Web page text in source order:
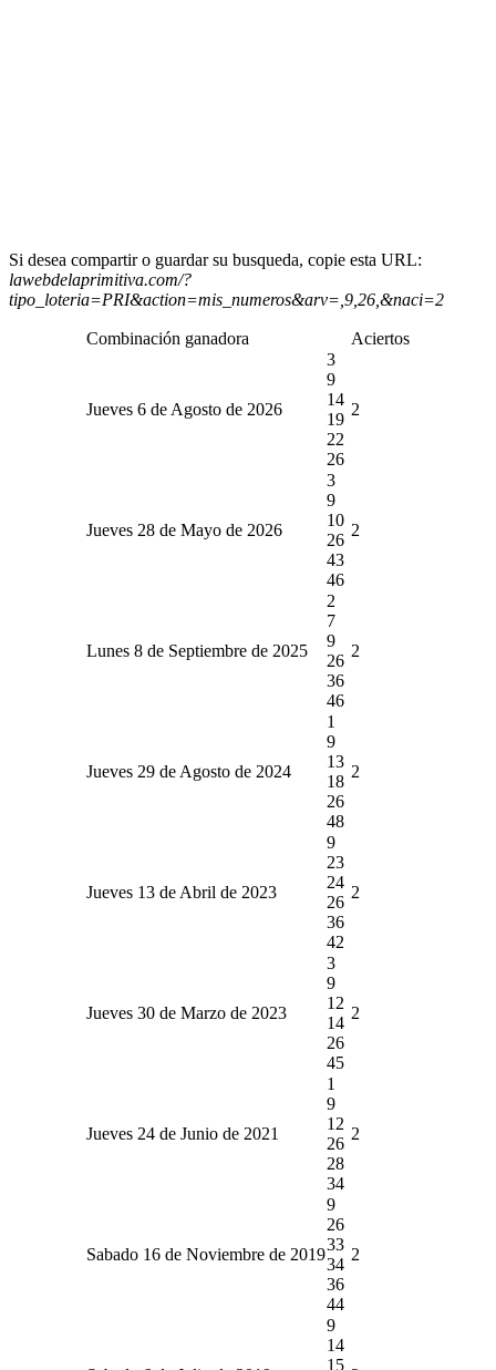
Si desea compartir o guardar su busqueda, copie esta URL:
lawebdelaprimitiva.com/?
tipo_loteria=PRI&action=mis_numeros&arv=,9,26,&naci=2
Combinación ganadora Aciertos
Jueves 6 de Agosto de 2026
3
9
14
19
22
26
2
Jueves 28 de Mayo de 2026
3
9
10
26
43
46
2
Lunes 8 de Septiembre de 2025
2
7
9
26
36
46
2
Jueves 29 de Agosto de 2024
1
9
13
18
26
48
2
Jueves 13 de Abril de 2023
9
23
24
26
36
42
2
Jueves 30 de Marzo de 2023
3
9
12
14
26
45
2
Jueves 24 de Junio de 2021
1
9
12
26
28
34
2
Sabado 16 de Noviembre de 2019
9
26
33
34
36
44
2
9
14
15